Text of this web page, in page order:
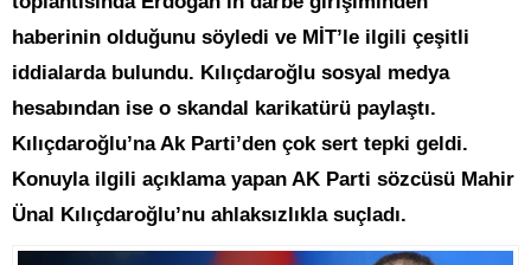
haberinin olduğunu söyledi ve MİT’le ilgili çeşitli
iddialarda bulundu. Kılıçdaroğlu sosyal medya
hesabından ise o skandal karikatürü paylaştı.
Kılıçdaroğlu’na Ak Parti’den çok sert tepki geldi.
Konuyla ilgili açıklama yapan AK Parti sözcüsü Mahir
Ünal Kılıçdaroğlu’nu ahlaksızlıkla suçladı.